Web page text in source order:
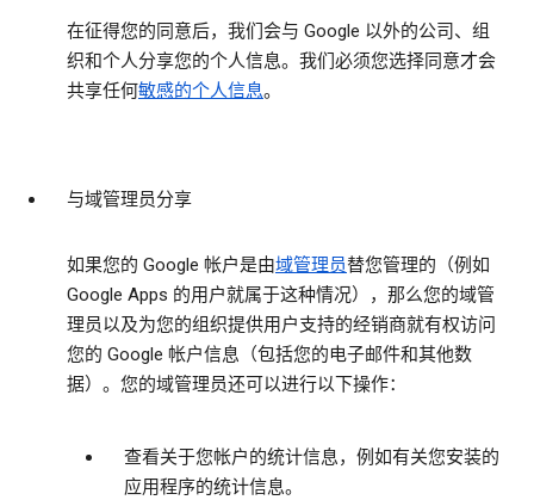
在征得您的同意后，我们会与 Google 以外的公司、组
织和个人分享您的个人信息。我们必须您选择同意才会
共享任何敏感的个人信息。
与域管理员分享
如果您的 Google 帐户是由域管理员替您管理的（例如
Google Apps 的用户就属于这种情况），那么您的域管
理员以及为您的组织提供用户支持的经销商就有权访问
您的 Google 帐户信息（包括您的电子邮件和其他数
据）。您的域管理员还可以进行以下操作：
查看关于您帐户的统计信息，例如有关您安装的
应用程序的统计信息。